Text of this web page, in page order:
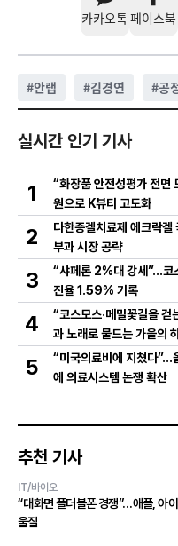
카카오톡 페이스북
#안랩 #김경연 #공
실시간 인기 기사
1
“화장품 안전성평가 전면
원으로 K뷰티 고도화
2
다한증겔치료제 에크락겔
부과 시장 공략
3
“샤페론 2%대 강세”…코
진율 1.59% 기록
4
“코스모스·메밀꽃길을
과 노래로 물드는 가을의
5
“미국의료비에 지쳤다”…
에 의료시스템 논쟁 확산
추천 기사
IT/바이오
“대화면 폴더블폰 경쟁”…애플, 아
울질